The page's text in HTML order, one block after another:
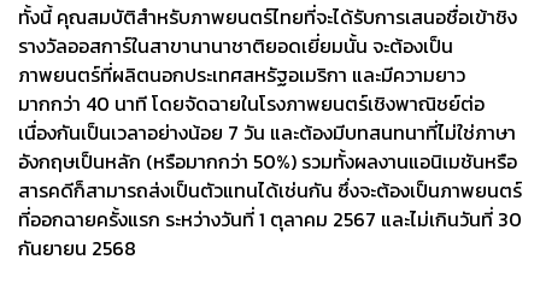
ทั้งนี้ คุณสมบัติสำหรับภาพยนตร์ไทยที่จะได้รับการเสนอชื่อเข้าชิง
รางวัลออสการ์ในสาขานานาชาติยอดเยี่ยมนั้น จะต้องเป็น
ภาพยนตร์ที่ผลิตนอกประเทศสหรัฐอเมริกา และมีความยาว
มากกว่า 40 นาที โดยจัดฉายในโรงภาพยนตร์เชิงพาณิชย์ต่อ
เนื่องกันเป็นเวลาอย่างน้อย 7 วัน และต้องมีบทสนทนาที่ไม่ใช่ภาษา
อังกฤษเป็นหลัก (หรือมากกว่า 50%) รวมทั้งผลงานแอนิเมชันหรือ
สารคดีก็สามารถส่งเป็นตัวแทนได้เช่นกัน ซึ่งจะต้องเป็นภาพยนตร์
ที่ออกฉายครั้งแรก ระหว่างวันที่ 1 ตุลาคม 2567 และไม่เกินวันที่ 30
กันยายน 2568